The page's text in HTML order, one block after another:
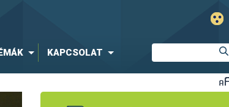
KAPCSOLAT